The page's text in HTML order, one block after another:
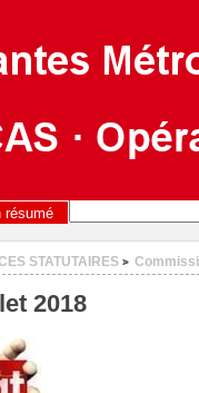
résumé
STATUTAIRES >
2018